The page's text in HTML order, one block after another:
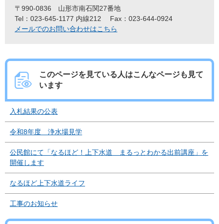
〒990-0836
山形市南石関27番地
Tel：023-645-1177 内線212
Fax：023-644-0924
メールでのお問い合わせはこちら
このページを見ている人はこんなページも見て
います
入札結果の公表
令和8年度 浄水場見学
公民館にて「なるほど！上下水道 まるっとわかる出前講座」を
開催します
なるほど上下水道ライフ
工事のお知らせ